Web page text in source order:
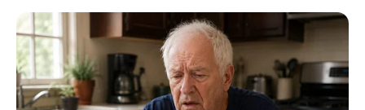
au
contenu LE MEILLEUR PRONOSTIC
La Base du QUINTÉ au Special Tocard du PMU
Menu